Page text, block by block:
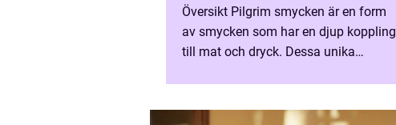
Översikt Pilgrim smycken är en form
av smycken som har en djup koppling
till mat och dryck. Dessa unika